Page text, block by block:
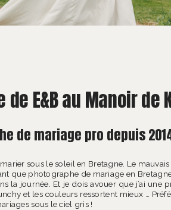
de E&B au Manoir
de mariage pro depuis
sous le soleil en Bretagne. Le
que photographe de mariage en
la journée. Et je dois avouer que j’ai
et les couleurs ressortent mieux …
sous le ciel gris !